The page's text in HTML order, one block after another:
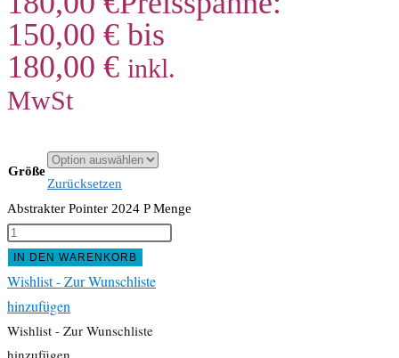
150,00 € bis
180,00 € inkl.
MwSt
Größe
Zurücksetzen
Abstrakter Pointer 2024 P Menge
IN DEN WARENKORB
Wishlist - Zur Wunschliste
hinzufügen
Wishlist - Zur Wunschliste